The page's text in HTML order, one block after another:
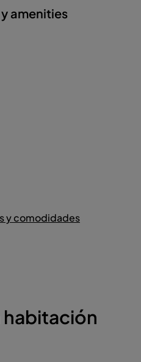
amenities
y comodidades
habitación